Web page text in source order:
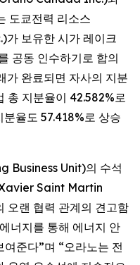
도쿄전력 리소스
가 보유한 시가 레이크
공동 인수하기로 합의
가 완료되면 자사의 지분
총 지분율이 42.582%로
율도 57.418%로 상승
Business Unit)의 수석
Saint Martin
오랜 협력 관계의 견고함
너지를 통해 에너지 안
준다”며 “오라노는 전